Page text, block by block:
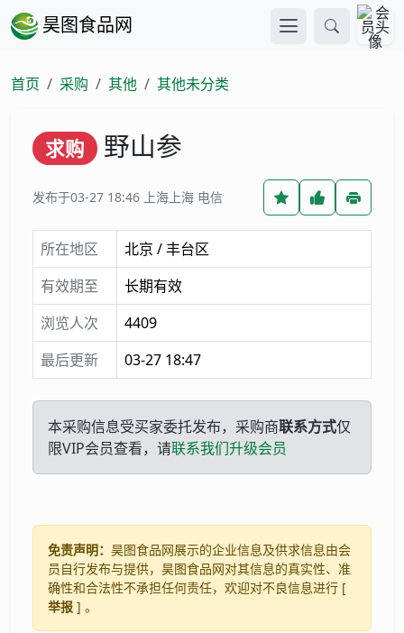
昊图食品网
首页 采购 其他 其他未分类
求购 野山参
发布于03-27 18:46 上海上海 电信
所在地区
北京 / 丰台区
有效期至
长期有效
浏览人次
4409
最后更新
03-27 18:47
本采购信息受买家委托发布，采购商联系方式仅
限VIP会员查看，请联系我们升级会员
免责声明： 昊图食品网展示的企业信息及供求信息由会
员自行发布与提供，昊图食品网对其信息的真实性、准
确性和合法性不承担任何责任，欢迎对不良信息进行 [
举报 ] 。